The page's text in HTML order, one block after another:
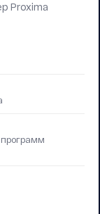
Proxima
программ